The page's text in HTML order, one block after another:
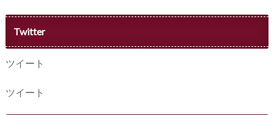
Twitter
ツイート
ツイート